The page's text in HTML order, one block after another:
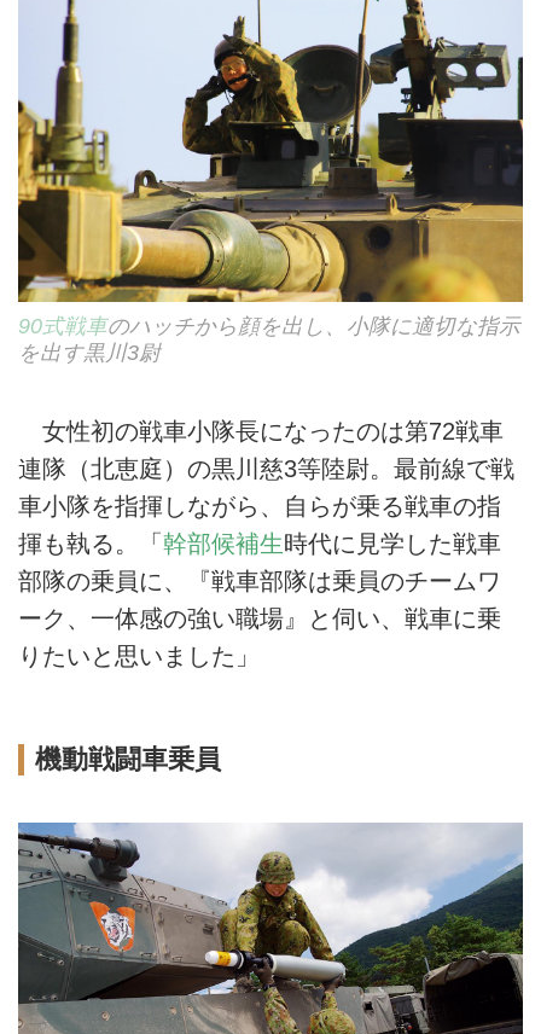
90式戦車のハッチから顔を出し、小隊に適切な指示
を出す黒川3尉
女性初の戦車小隊長になったのは第72戦車
連隊（北恵庭）の黒川慈3等陸尉。最前線で戦
車小隊を指揮しながら、自らが乗る戦車の指
揮も執る。「 幹部候補生時代に見学した戦車
部隊の乗員に、『戦車部隊は乗員のチームワ
ーク、一体感の強い職場』と伺い、戦車に乗
りたいと思いました」
機動戦闘車乗員